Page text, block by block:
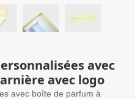
avec
avec logo
avec boîte de parfum à